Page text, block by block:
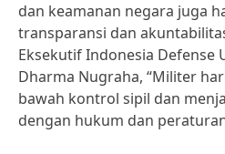
dan keamanan negara juga
transparansi dan
Eksekutif Indonesia Defense
Dharma Nugraha, “Militer
bawah kontrol sipil dan
dengan hukum dan